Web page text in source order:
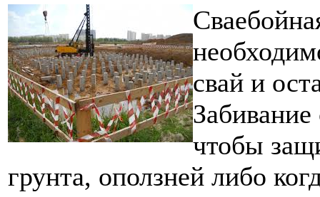
свай и
чтобы
грунта, оползней либо